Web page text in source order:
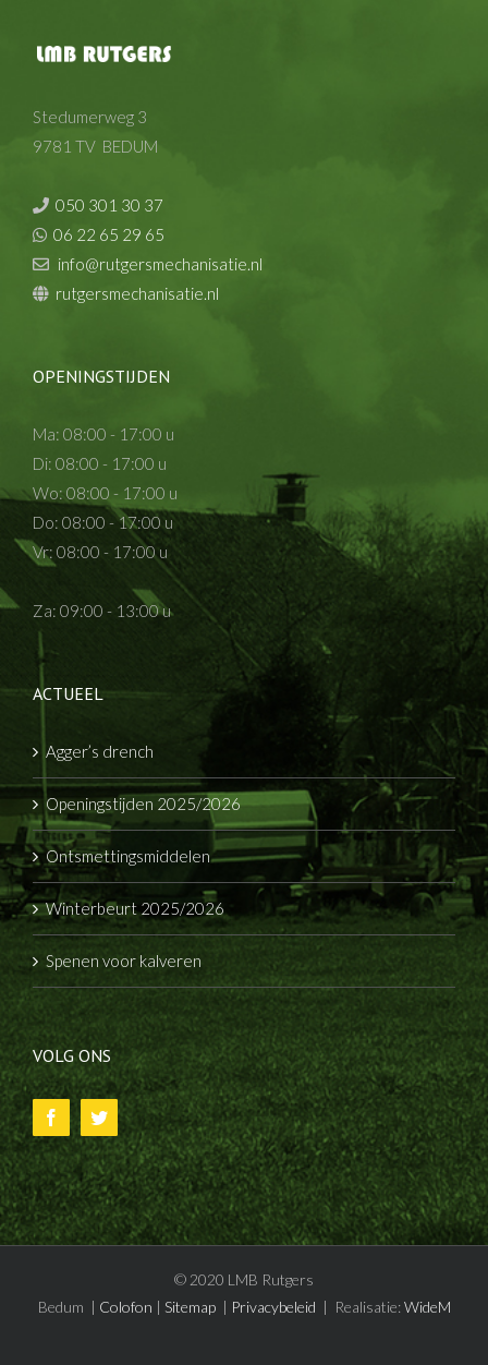
Stedumerweg 3
9781 TV BEDUM
050 301 30 37
06 22 65 29 65
info@rutgersmechanisatie.nl
rutgersmechanisatie.nl
OPENINGSTIJDEN
Ma: 08:00 - 17:00 u
Di: 08:00 - 17:00 u
Wo: 08:00 - 17:00 u
Do: 08:00 - 17:00 u
Vr: 08:00 - 17:00 u
Za: 09:00 - 13:00 u
ACTUEEL
Agger’s drench
Openingstijden 2025/2026
Ontsmettingsmiddelen
Winterbeurt 2025/2026
Spenen voor kalveren
VOLG ONS
© 2020 LMB Rutgers
Bedum | Colofon | Sitemap| Privacybeleid | Realisatie:WideM